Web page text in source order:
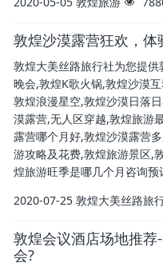
敦煌沙漠露营狂欢，体
敦煌大美丝路旅行社为您提
晚会,敦煌K歌火锅,敦煌沙漠
敦煌浪漫星空,敦煌沙漠日落
漠露营,无人区穿越,敦煌旅游
露营哪个月好,敦煌沙漠露营
游攻略及花费,敦煌旅游景区,
煌旅游旺季是哪几个月咨询预
2020-07-25 敦煌大美丝路旅
敦煌会议酒店场地推
会?